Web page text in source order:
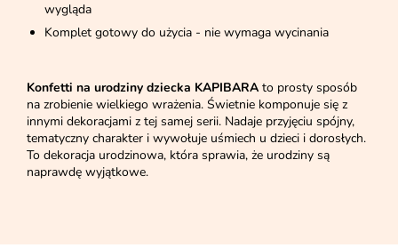
wygląda
Komplet gotowy do użycia - nie wymaga wycinania
Konfetti na urodziny dziecka KAPIBARA to prosty sposób
na zrobienie wielkiego wrażenia. Świetnie komponuje się z
innymi dekoracjami z tej samej serii. Nadaje przyjęciu spójny,
tematyczny charakter i wywołuje uśmiech u dzieci i dorosłych.
To dekoracja urodzinowa, która sprawia, że urodziny są
naprawdę wyjątkowe.